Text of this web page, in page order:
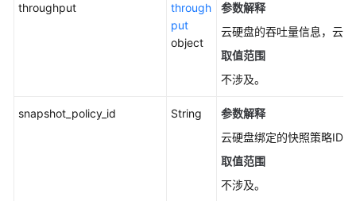
录
常
throughput
through
put
object
参数解释
云硬盘的吞吐量信息，云
取值范围
不涉及。
snapshot_policy_id String
参数解释
云硬盘绑定的快照策略ID。
取值范围
不涉及。